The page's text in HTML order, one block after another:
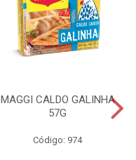
MAGGI CALDO GALINHA
57G
Código: 974